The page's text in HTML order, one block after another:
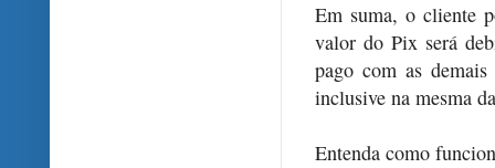
Em suma, o cliente
valor do Pix será
pago com as demais
inclusive na mesma
Entenda como